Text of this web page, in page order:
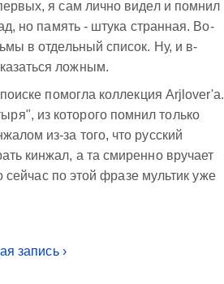
я сам лично видел и помнил
но память - штука странная. Во-
в отдельный список. Ну, и в-
ложным.
помогла коллекция Arjlover'а.
из которого помнил только
из-за того, что русский
кинжал, а та смиренно вручает
по этой фразе мультик уже
запись ›